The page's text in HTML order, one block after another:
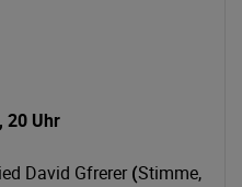
20 Uhr
David Gfrerer(Stimme,